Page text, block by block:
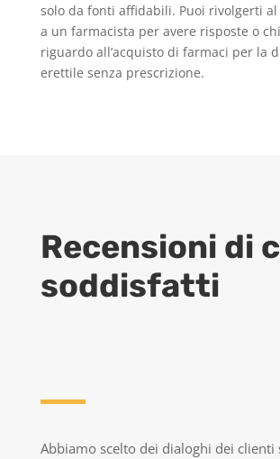
solo da fonti affidabili. Puoi rivolgerti
a un farmacista per avere risposte o
riguardo all’acquisto di farmaci per la
erettile senza prescrizione.
Recensioni di
soddisfatti
Abbiamo scelto dei dialoghi dei clienti